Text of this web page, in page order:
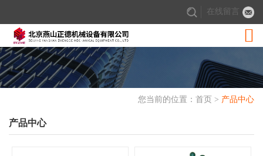
在线留言

您当前的位置： 首页 > 产品中心
产品中心